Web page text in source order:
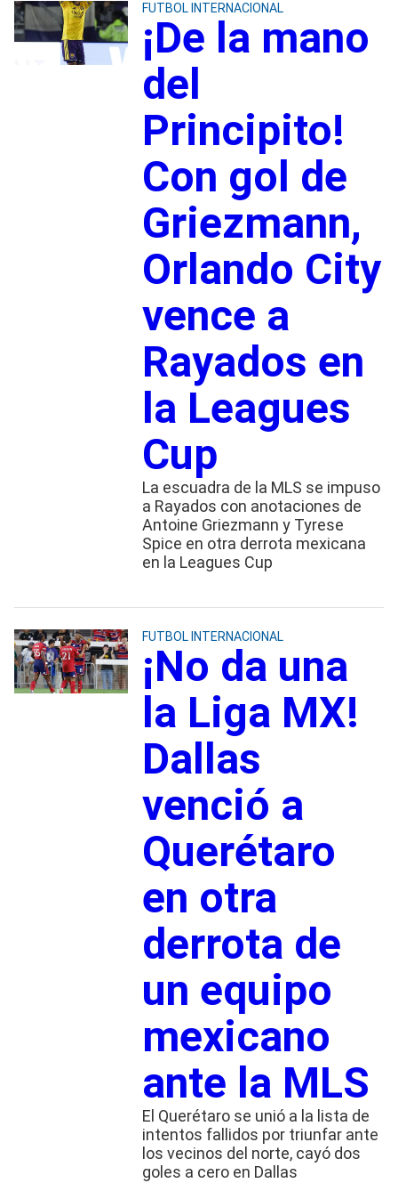
FUTBOL INTERNACIONAL
¡De la mano
del
Principito!
Con gol de
Griezmann,
Orlando City
vence a
Rayados en
la Leagues
Cup
La escuadra de la MLS se impuso
a Rayados con anotaciones de
Antoine Griezmann y Tyrese
Spice en otra derrota mexicana
en la Leagues Cup
FUTBOL INTERNACIONAL
¡No da una
la Liga MX!
Dallas
venció a
Querétaro
en otra
derrota de
un equipo
mexicano
ante la MLS
El Querétaro se unió a la lista de
intentos fallidos por triunfar ante
los vecinos del norte, cayó dos
goles a cero en Dallas